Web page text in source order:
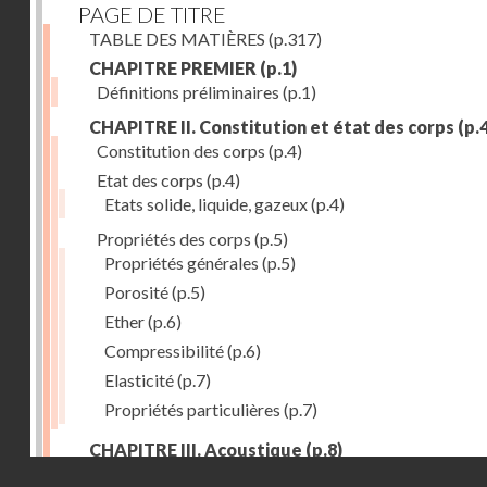
PAGE DE TITRE
TABLE DES MATIÈRES (p.317)
CHAPITRE PREMIER (p.1)
Définitions préliminaires (p.1)
CHAPITRE II. Constitution et état des corps
Constitution des corps (p.4)
Etat des corps (p.4)
Etats solide, liquide, gazeux(p.4)
Propriétés des corps (p.5)
Propriétés générales (p.5)
Porosité(p.5)
Ether(p.6)
Compressibilité(p.6)
Elasticité(p.7)
Propriétés particulières (p.7)
CHAPITRE III. Acoustique (p.8)